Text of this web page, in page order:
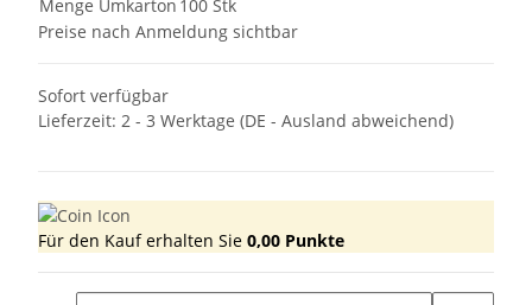
Menge Umkarton 100 Stk
Preise nach Anmeldung sichtbar
Sofort verfügbar
Lieferzeit: 2 - 3 Werktage (DE - Ausland abweichend)
Für den Kauf erhalten Sie 0,00 Punkte